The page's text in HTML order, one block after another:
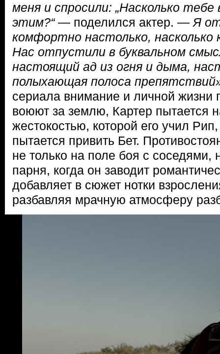
меня и спросили: „Насколько
этим?“— поделился актер. — Я
комфортно настолько,
Нас отпустили в буквальном
настоящий ад из огня и дыма,
полыхающая полоса
сериала внимание и личной жизни
воюют за землю, Картер пытается
жестокостью, которой его учил
пытается привить Бет.
не только на поле боя с соседями,
парня, когда он заводит
добавляет в сюжет нотки
разбавляя мрачную атмосферу